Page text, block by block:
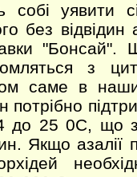
уявити
без відвідин
"Бонсай".
з
саме в
потрібно
до 25 0С, що
Якщо азалії